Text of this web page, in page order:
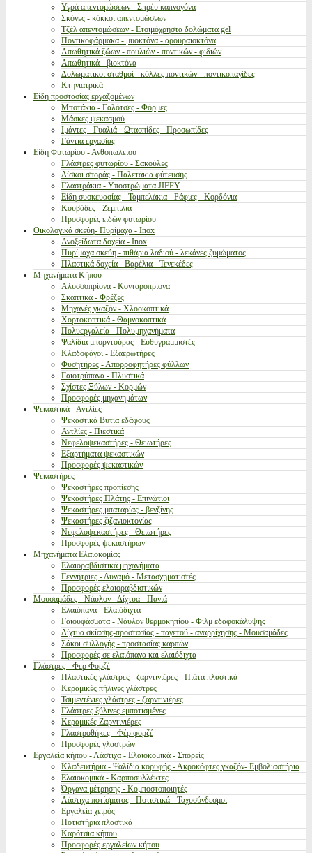
Υγρά απεντομώσεων - Σπρέυ καπνογόνα
Σκόνες - κόκκοι απεντομώσεων
Τζέλ απεντομώσεων - Ετοιμόχρηστα δολώματα gel
Ποντικοφάρμακα - μυοκτόνα - αρουραιοκτόνα
Απωθητικά ζώων - πουλιών - ποντικών - φιδιών
Απωθητικά - βιοκτόνα
Δολωματικοί σταθμοί - κόλλες ποντικών - ποντικοπαγίδες
Κτηνιατρικά
Είδη προστασίας εργαζομένων
Μποτάκια - Γαλότσες - Φόρμες
Μάσκες ψεκασμού
Ιμάντες - Γυαλιά - Ωτασπίδες - Προσωπίδες
Γάντια εργασίας
Είδη Φυτωρίου - Ανθοπωλείου
Γλάστρες φυτωρίου - Σακούλες
Δίσκοι σποράς - Παλετάκια φύτευσης
Γλαστράκια - Υποστρώματα JIFFY
Είδη συσκευασίας - Ταμπελάκια - Ράφιες - Κορδόνια
Κουβάδες - Ζεμπίλια
Προσφορές ειδών φυτωρίου
Οικολογικά σκεύη- Πυρίμαχα - Inox
Ανοξείδωτα δοχεία - Inox
Πυρίμαχα σκεύη - πιθάρια λαδιού - λεκάνες ζυμώματος
Πλαστικά δοχεία - Βαρέλια - Τενεκέδες
Μηχανήματα Κήπου
Αλυσσοπρίονα - Κονταροπρίονα
Σκαπτικά - Φρέζες
Μηχανές γκαζόν - Χλοοκοπτικά
Χορτοκοπτικά - Θαμνοκοπτικά
Πολυεργαλεία - Πολυμηχανήματα
Ψαλίδια μπορντούρας - Ευθυγραμμιστές
Κλαδοφάγοι - Εξαερωτήρες
Φυσητήρες - Απορροφητήρες φύλλων
Γαιοτρύπανα - Πλυστικά
Σχίστες Ξύλων - Κορμών
Προσφορές μηχανημάτων
Ψεκαστικά - Αντλίες
Ψεκαστικά Βυτία εδάφους
Αντλίες - Πιεστικά
Νεφελοψεκαστήρες - Θειωτήρες
Εξαρτήματα ψεκαστικών
Προσφορές ψεκαστικών
Ψεκαστήρες
Ψεκαστήρες προπίεσης
Ψεκαστήρες Πλάτης - Επινώτιοι
Ψεκαστήρες μπαταρίας - βενζίνης
Ψεκαστήρες ζιζανιοκτονίας
Νεφελοψεκαστήρες - Θειωτήρες
Προσφορές ψεκαστήρων
Μηχανήματα Ελαιοκομίας
Ελαιοραβδιστικά μηχανήματα
Γεννήτριες - Δυναμό - Μετασχηματιστές
Προσφορές ελαιοραβδιστικών
Μουσαμάδες - Νάυλον - Δίχτυα - Πανιά
Ελαιόπανα - Ελαιόδιχτα
Γαιουφάσματα - Νάυλον θερμοκηπίου - Φίλμ εδαφοκάλυψης
Δίχτυα σκίασης-προστασίας - παγετού - αναρρίχησης - Μουσαμάδες
Σάκοι συλλογής - προστασίας καρπών
Προσφορές σε ελαιόπανα και ελαιόδιχτα
Γλάστρες - Φερ Φορζέ
Πλαστικές γλάστρες - ζαρντινιέρες - Πιάτα πλαστικά
Κεραμικές πήλινες γλάστρες
Τσιμεντένιες γλάστρες - ζαρντινιέρες
Γλάστρες ξύλινες εμποτισμένες
Κεραμικές Ζαρντινιέρες
Γλαστροθήκες - Φέρ φορζέ
Προσφορές γλαστρών
Εργαλεία κήπου - Λάστιχα - Ελαιοκομικά - Σπορείς
Κλαδευτήρια - Ψαλίδια κορυφής - Ακροκόφτες γκαζόν- Εμβολιαστήρια
Ελαιοκομικά - Καρποσυλλέκτες
Όργανα μέτρησης - Κομποστοποιητές
Λάστιχα ποτίσματος - Ποτιστικά - Ταχυσύνδεσμοι
Εργαλεία χειρός
Ποτιστήρια πλαστικά
Καρότσια κήπου
Προσφορές εργαλείων κήπου